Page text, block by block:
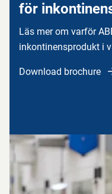
för
Läs mer om varför
inkontinensprodukt i
Download brochure